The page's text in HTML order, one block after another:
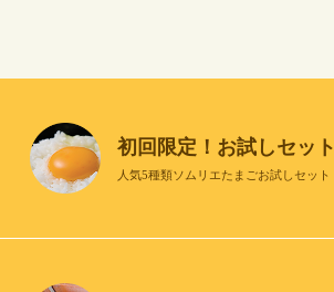
初回限定！お試しセット
人気5種類ソムリエたまごお試しセット